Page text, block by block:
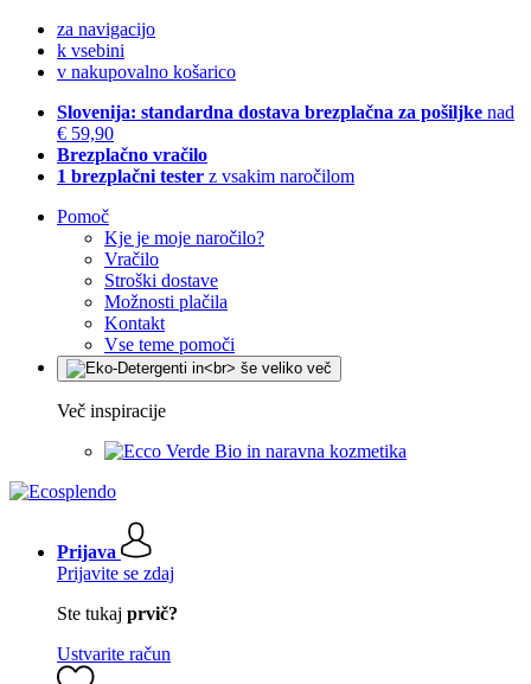
za navigacijo
k vsebini
v nakupovalno košarico
Slovenija: standardna dostava brezplačna za pošiljke nad
€ 59,90
Brezplačno vračilo
1 brezplačni tester z vsakim naročilom
Pomoč
Kje je moje naročilo?
Vračilo
Stroški dostave
Možnosti plačila
Kontakt
Vse teme pomoči
Več inspiracije
Bio in naravna kozmetika
Prijava
Prijavite se zdaj
Ste tukaj prvič?
Ustvarite račun